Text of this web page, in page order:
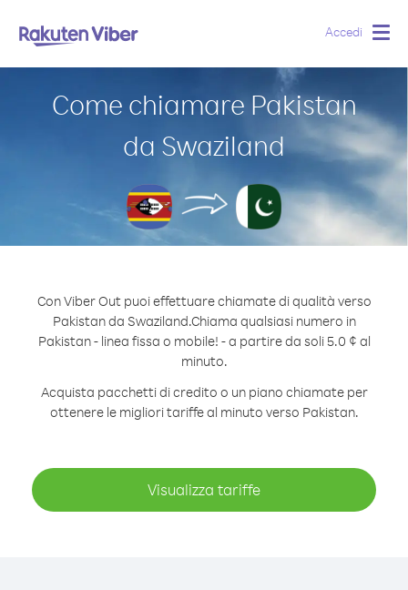
Accedi
Come chiamare Pakistan
da Swaziland
Con Viber Out puoi effettuare chiamate di qualità verso
Pakistan da Swaziland.Chiama qualsiasi numero in
Pakistan - linea fissa o mobile! - a partire da soli 5.0 ¢ al
minuto.
Acquista pacchetti di credito o un piano chiamate per
ottenere le migliori tariffe al minuto verso Pakistan.
Visualizza tariffe